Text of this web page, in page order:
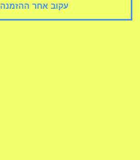
עקוב אחר ההזמנה